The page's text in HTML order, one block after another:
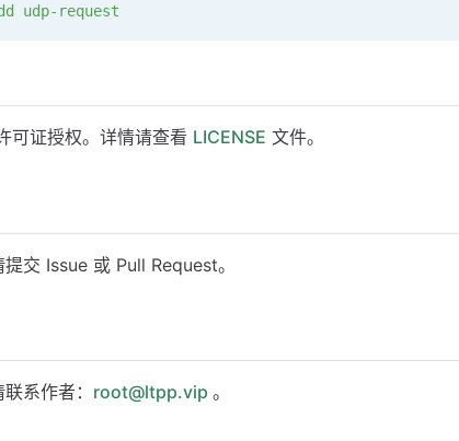
udp-request
可证授权。详情请查看 LICENSE 文件。
交 Issue 或 Pull Request。
系作者： root@ltpp.vip 。